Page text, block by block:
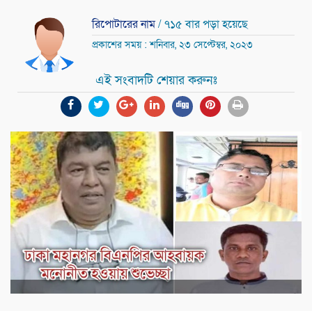
রিপোটারের নাম/ ৭১৫ বার পড়া হয়েছে
প্রকাশের সময় : শনিবার, ২৩ সেপ্টেম্বর, ২০২৩
এই সংবাদটি শেয়ার করুনঃ